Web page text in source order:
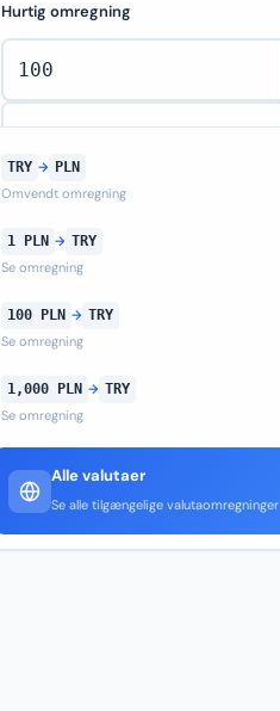
Hurtig omregning
TRY → PLN
Omvendt omregning
1 PLN → TRY
Se omregning
100 PLN → TRY
Se omregning
1,000 PLN → TRY
Se omregning
Alle valutaer
Se alle tilgængelige valutaomregninger